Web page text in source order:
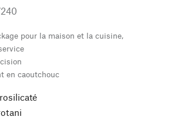
pour la maison et la cuisine,
en caoutchouc